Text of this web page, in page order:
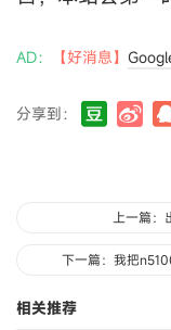
AD： 【好消息】
分享到：
上一篇：
下一篇：我把
相关推荐